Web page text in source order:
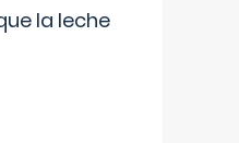
la leche